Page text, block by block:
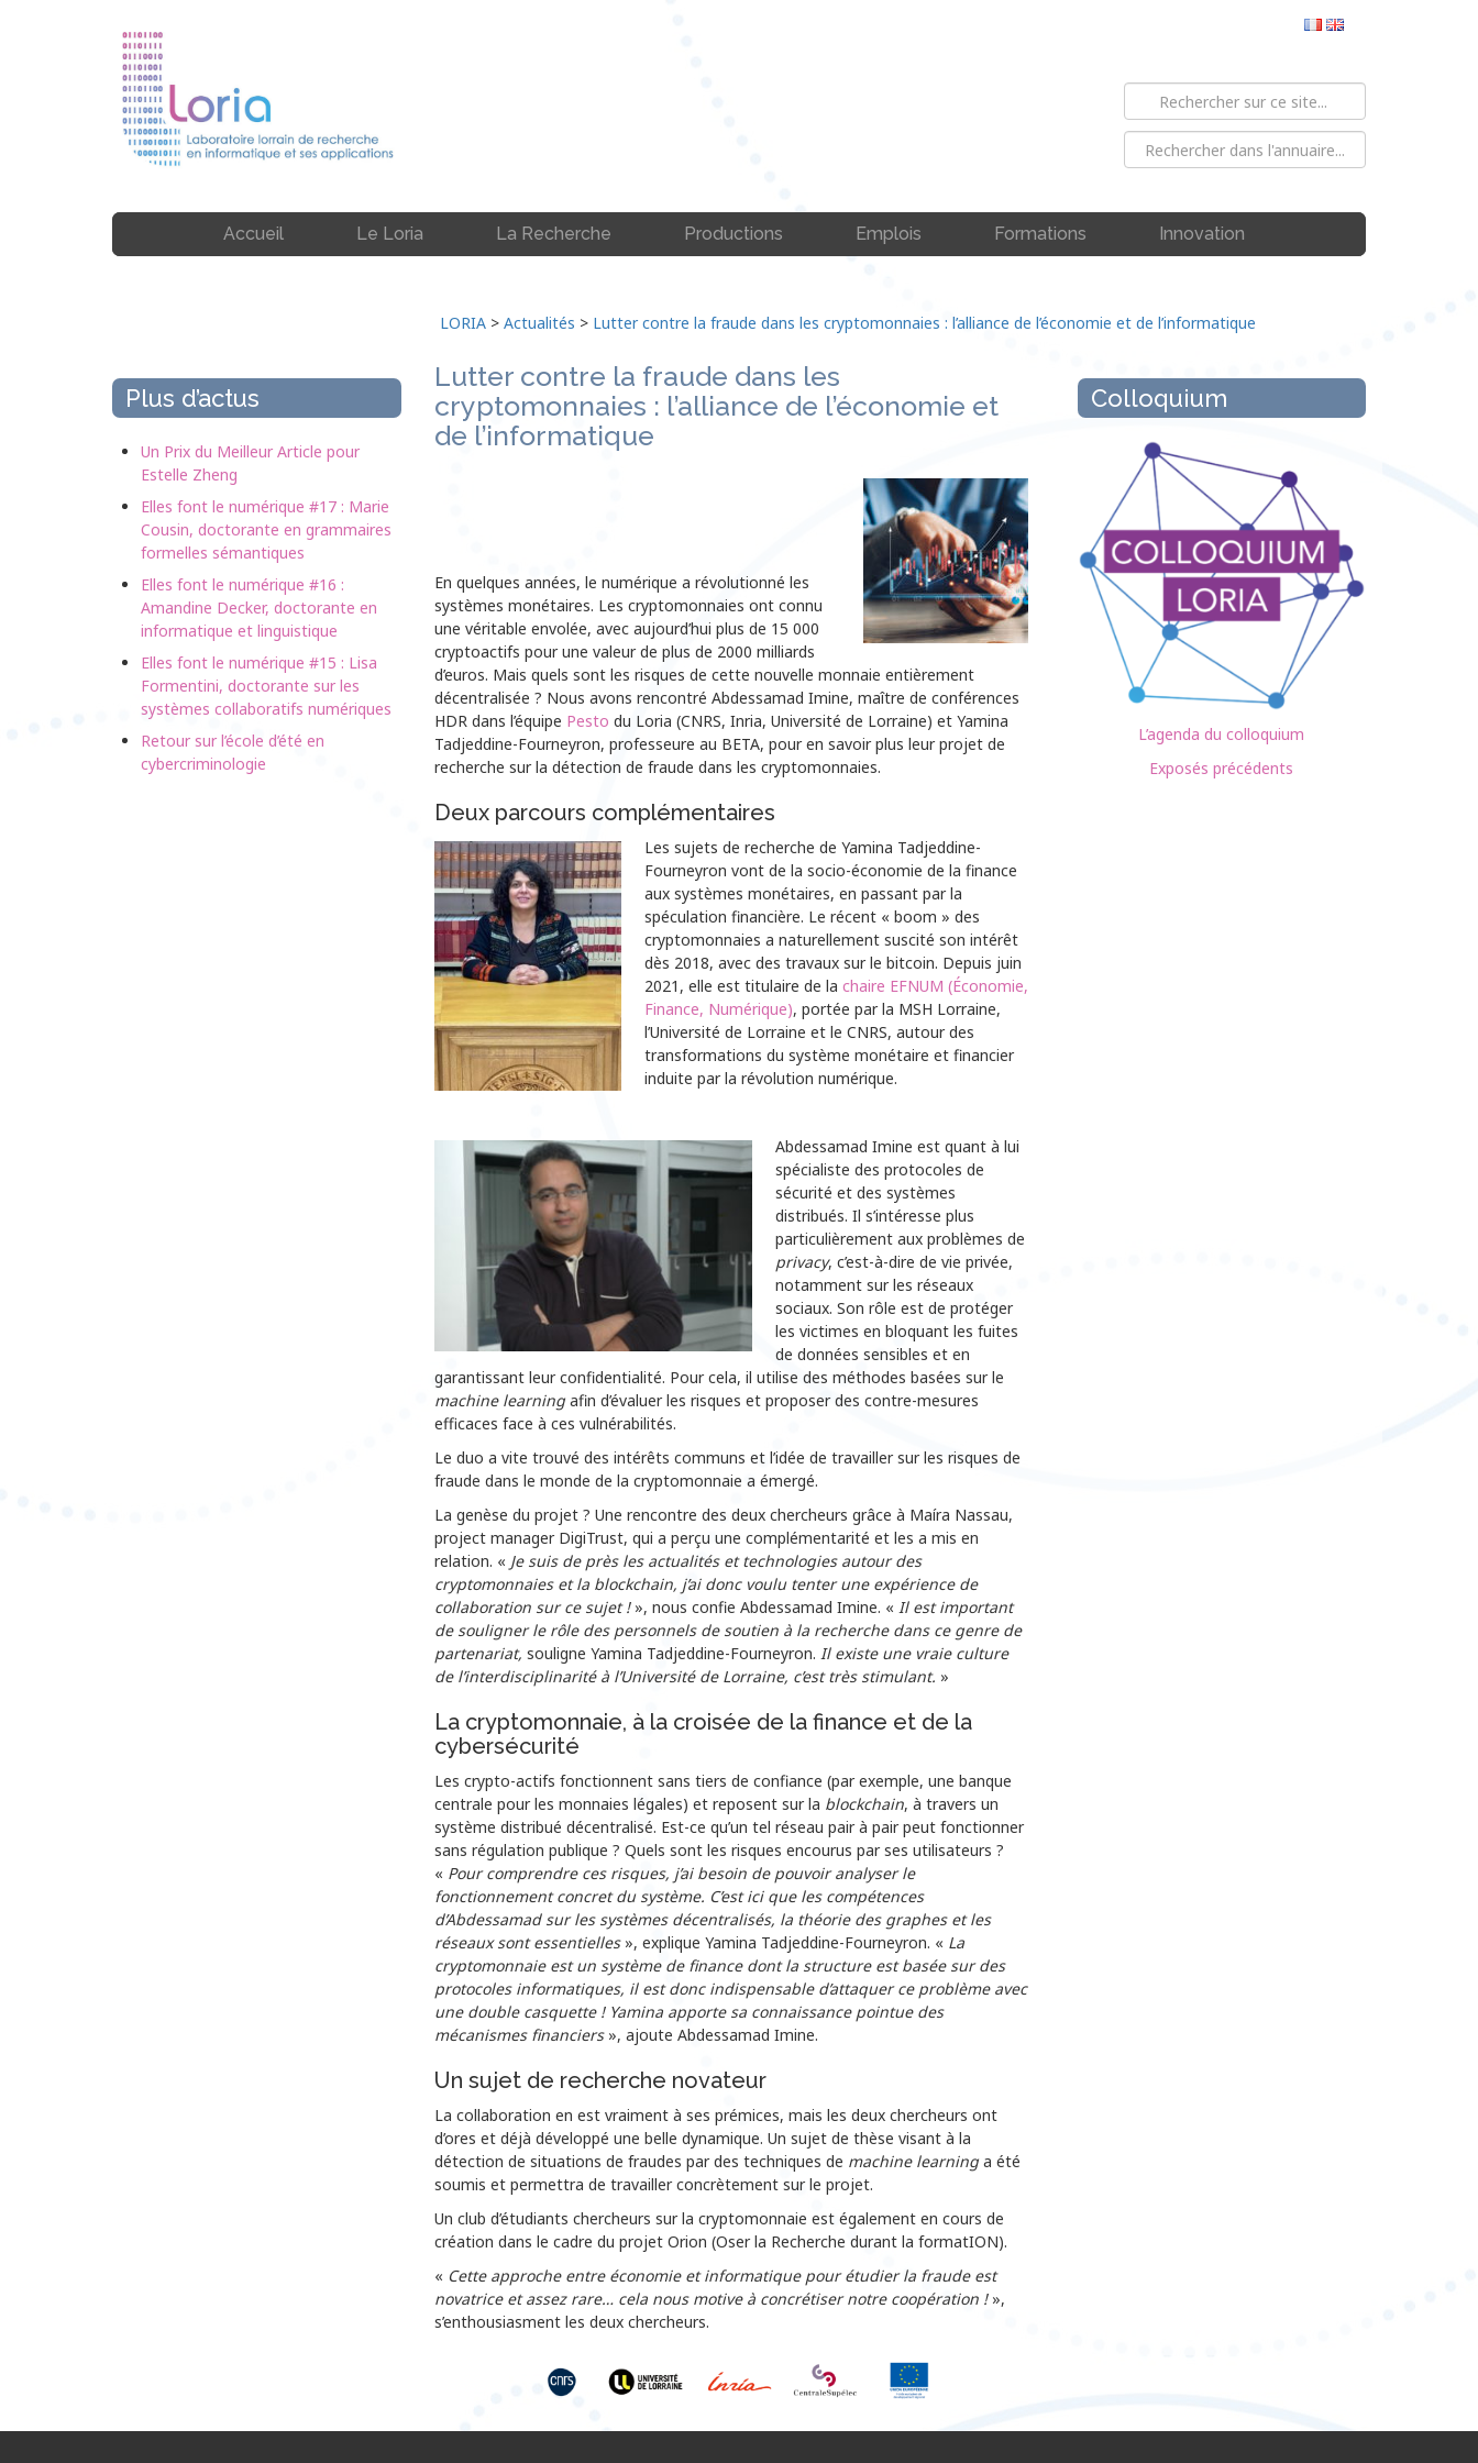
Accueil Le Loria La Recherche Productions Emplois Formations Innovation
LORIA> Actualités > Lutter contre la fraude dans les cryptomonnaies : l’alliance de l’économie et de l’informatique
Plus d’actus
Un Prix du Meilleur Article pour
Estelle Zheng
Elles font le numérique #17 : Marie
Cousin, doctorante en grammaires
formelles sémantiques
Elles font le numérique #16 :
Amandine Decker, doctorante en
informatique et linguistique
Elles font le numérique #15 : Lisa
Formentini, doctorante sur les
systèmes collaboratifs numériques
Retour sur l’école d’été en
cybercriminologie
Lutter contre la fraude dans les
cryptomonnaies : l’alliance de l’économie et
de l’informatique
En quelques années, le numérique a révolutionné les
systèmes monétaires. Les cryptomonnaies ont connu
une véritable envolée, avec aujourd’hui plus de 15 000
cryptoactifs pour une valeur de plus de 2000 milliards
d’euros. Mais quels sont les risques de cette nouvelle monnaie entièrement
décentralisée ? Nous avons rencontré Abdessamad Imine, maître de conférences
HDR dans l’équipe Pesto du Loria (CNRS, Inria, Université de Lorraine) et Yamina
Tadjeddine-Fourneyron, professeure au BETA, pour en savoir plus leur projet de
recherche sur la détection de fraude dans les cryptomonnaies.
Deux parcours complémentaires
Les sujets de recherche de Yamina Tadjeddine-
Fourneyron vont de la socio-économie de la finance
aux systèmes monétaires, en passant par la
spéculation financière. Le récent « boom » des
cryptomonnaies a naturellement suscité son intérêt
dès 2018, avec des travaux sur le bitcoin. Depuis juin
2021, elle est titulaire de la chaire EFNUM (Économie,
Finance, Numérique), portée par la MSH Lorraine,
l’Université de Lorraine et le CNRS, autour des
transformations du système monétaire et financier
induite par la révolution numérique.
Abdessamad Imine est quant à lui
spécialiste des protocoles de
sécurité et des systèmes
distribués. Il s’intéresse plus
particulièrement aux problèmes de
privacy, c’est-à-dire de vie privée,
notamment sur les réseaux
sociaux. Son rôle est de protéger
les victimes en bloquant les fuites
de données sensibles et en
garantissant leur confidentialité. Pour cela, il utilise des méthodes basées sur le
machine learningafin d’évaluer les risques et proposer des contre-mesures
efficaces face à ces vulnérabilités.
Le duo a vite trouvé des intérêts communs et l’idée de travailler sur les risques de
fraude dans le monde de la cryptomonnaie a émergé.
La genèse du projet ? Une rencontre des deux chercheurs grâce à Maíra Nassau,
project manager DigiTrust, qui a perçu une complémentarité et les a mis en
relation. « Je suis de près les actualités et technologies autour des
cryptomonnaies et la blockchain, j’ai donc voulu tenter une expérience de
collaboration sur ce sujet ! », nous confie Abdessamad Imine. « Il est important
de souligner le rôle des personnels de soutien à la recherche dans ce genre de
partenariat, souligne Yamina Tadjeddine-Fourneyron. Il existe une vraie culture
de l’interdisciplinarité à l’Université de Lorraine, c’est très stimulant. »
La cryptomonnaie, à la croisée de la finance et de la
cybersécurité
Les crypto-actifs fonctionnent sans tiers de confiance (par exemple, une banque
centrale pour les monnaies légales) et reposent sur la blockchain, à travers un
système distribué décentralisé. Est-ce qu’un tel réseau pair à pair peut fonctionner
sans régulation publique ? Quels sont les risques encourus par ses utilisateurs ?
« Pour comprendre ces risques, j’ai besoin de pouvoir analyser le
fonctionnement concret du système. C’est ici que les compétences
d’Abdessamad sur les systèmes décentralisés, la théorie des graphes et les
réseaux sont essentielles», explique Yamina Tadjeddine-Fourneyron. « La
cryptomonnaie est un système de finance dont la structure est basée sur des
protocoles informatiques, il est donc indispensable d’attaquer ce problème avec
une double casquette ! Yamina apporte sa connaissance pointue des
mécanismes financiers », ajoute Abdessamad Imine.
Un sujet de recherche novateur
La collaboration en est vraiment à ses prémices, mais les deux chercheurs ont
d’ores et déjà développé une belle dynamique. Un sujet de thèse visant à la
détection de situations de fraudes par des techniques de machine learninga été
soumis et permettra de travailler concrètement sur le projet.
Un club d’étudiants chercheurs sur la cryptomonnaie est également en cours de
création dans le cadre du projet Orion (Oser la Recherche durant la formatION).
« Cette approche entre économie et informatique pour étudier la fraude est
novatrice et assez rare… cela nous motive à concrétiser notre coopération ! »,
s’enthousiasment les deux chercheurs.
Colloquium
L’agenda du colloquium
Exposés précédents